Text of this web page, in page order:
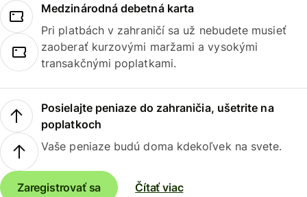
Medzinárodná debetná karta
Pri platbách v zahraničí sa už nebudete musieť
zaoberať kurzovými maržami a vysokými
transakčnými poplatkami.
Posielajte peniaze do zahraničia, ušetrite na
poplatkoch
Vaše peniaze budú doma kdekoľvek na svete.
Zaregistrovať sa Čítať viac